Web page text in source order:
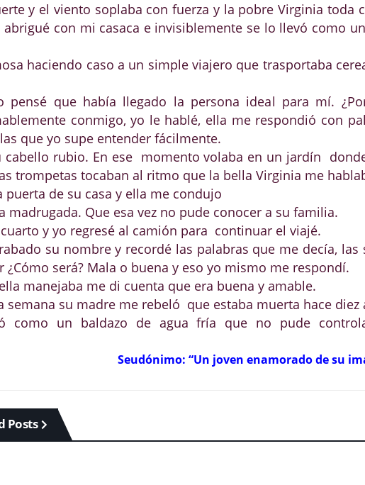
y el viento soplaba con fuerza y la pobre Virginia toda
abrigué con mi casaca e invisiblemente se lo llevó como
haciendo caso a un simple viajero que trasportaba
pensé que había llegado la persona ideal para mí.
conmigo, yo le hablé, ella me respondió con
que yo supe entender fácilmente.
cabello rubio. En ese momento volaba en un jardín
trompetas tocaban al ritmo que la bella Virginia me
puerta de su casa y ella me condujo
madrugada. Que esa vez no pude conocer a su familia.
y yo regresé al camión para continuar el viajé.
su nombre y recordé las palabras que me decía, las
¿Cómo será? Mala o buena y eso yo mismo me respondí.
manejaba me di cuenta que era buena y amable.
semana su madre me rebeló que estaba muerta hace diez
como un baldazo de agua fría que no pude
Seudónimo: “Un joven enamorado de su
Posts